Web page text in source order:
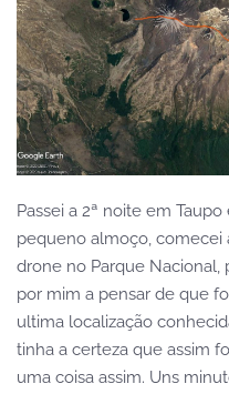
Passei a 2ª noite em
pequeno almoço, comecei
drone no Parque Nacional,
por mim a pensar de que
ultima localização
tinha a certeza que assim
uma coisa assim. Uns